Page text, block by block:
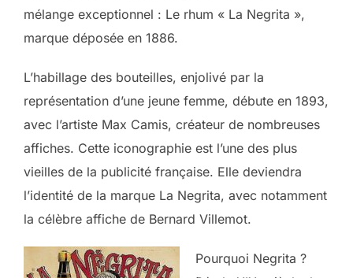
mélange exceptionnel : Le rhum « La Negrita »,
marque déposée en 1886.
L’habillage des bouteilles, enjolivé par la
représentation d’une jeune femme, débute en 1893,
avec l’artiste Max Camis, créateur de nombreuses
affiches. Cette iconographie est l’une des plus
vieilles de la publicité française. Elle deviendra
l’identité de la marque La Negrita, avec notamment
la célèbre affiche de Bernard Villemot.
Pourquoi Negrita ?